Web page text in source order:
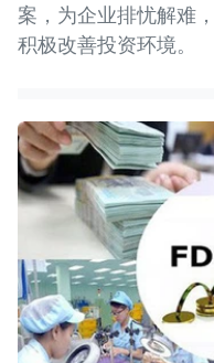
案，为企业排忧解难
积极改善投资环境。